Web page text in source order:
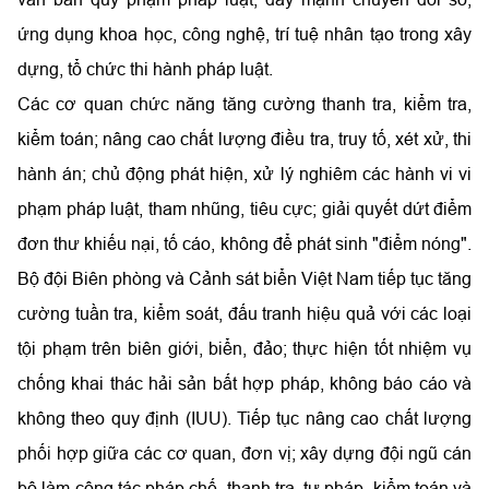
ứng dụng khoa học, công nghệ, trí tuệ nhân tạo trong xây
dựng, tổ chức thi hành pháp luật.
Các cơ quan chức năng tăng cường thanh tra, kiểm tra,
kiểm toán; nâng cao chất lượng điều tra, truy tố, xét xử, thi
hành án; chủ động phát hiện, xử lý nghiêm các hành vi vi
phạm pháp luật, tham nhũng, tiêu cực; giải quyết dứt điểm
đơn thư khiếu nại, tố cáo, không để phát sinh "điểm nóng".
Bộ đội Biên phòng và Cảnh sát biển Việt Nam tiếp tục tăng
cường tuần tra, kiểm soát, đấu tranh hiệu quả với các loại
tội phạm trên biên giới, biển, đảo; thực hiện tốt nhiệm vụ
chống khai thác hải sản bất hợp pháp, không báo cáo và
không theo quy định (IUU). Tiếp tục nâng cao chất lượng
phối hợp giữa các cơ quan, đơn vị; xây dựng đội ngũ cán